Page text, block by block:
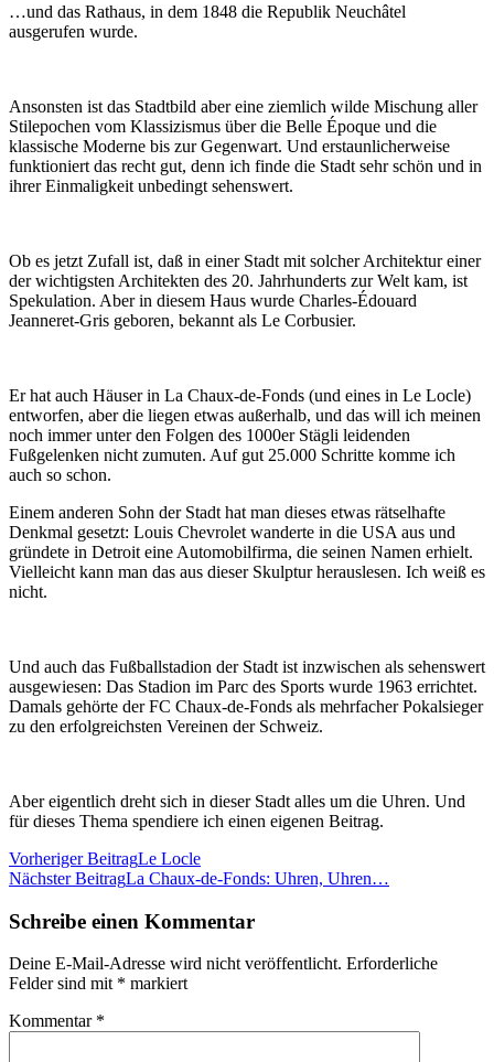
…und das Rathaus, in dem 1848 die Republik Neuchâtel
ausgerufen wurde.
Ansonsten ist das Stadtbild aber eine ziemlich wilde Mischung aller
Stilepochen vom Klassizismus über die Belle Époque und die
klassische Moderne bis zur Gegenwart. Und erstaunlicherweise
funktioniert das recht gut, denn ich finde die Stadt sehr schön und in
ihrer Einmaligkeit unbedingt sehenswert.
Ob es jetzt Zufall ist, daß in einer Stadt mit solcher Architektur einer
der wichtigsten Architekten des 20. Jahrhunderts zur Welt kam, ist
Spekulation. Aber in diesem Haus wurde Charles-Édouard
Jeanneret-Gris geboren, bekannt als Le Corbusier.
Er hat auch Häuser in La Chaux-de-Fonds (und eines in Le Locle)
entworfen, aber die liegen etwas außerhalb, und das will ich meinen
noch immer unter den Folgen des 1000er Stägli leidenden
Fußgelenken nicht zumuten. Auf gut 25.000 Schritte komme ich
auch so schon.
Einem anderen Sohn der Stadt hat man dieses etwas rätselhafte
Denkmal gesetzt: Louis Chevrolet wanderte in die USA aus und
gründete in Detroit eine Automobilfirma, die seinen Namen erhielt.
Vielleicht kann man das aus dieser Skulptur herauslesen. Ich weiß es
nicht.
Und auch das Fußballstadion der Stadt ist inzwischen als sehenswert
ausgewiesen: Das Stadion im Parc des Sports wurde 1963 errichtet.
Damals gehörte der FC Chaux-de-Fonds als mehrfacher Pokalsieger
zu den erfolgreichsten Vereinen der Schweiz.
Aber eigentlich dreht sich in dieser Stadt alles um die Uhren. Und
für dieses Thema spendiere ich einen eigenen Beitrag.
Beitragsnavigation
Vorheriger BeitragLe Locle
Nächster BeitragLa Chaux-de-Fonds: Uhren, Uhren…
Schreibe einen Kommentar
Deine E-Mail-Adresse wird nicht veröffentlicht. Erforderliche
Felder sind mit * markiert
Kommentar *